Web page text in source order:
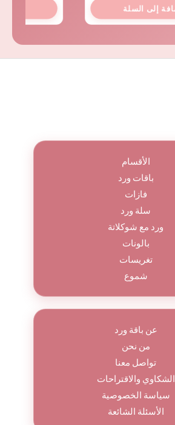
الأقسام
باقات ورد
فازات
سلة ورد
ورد مع شوكلاتة
بالونات
تغريسات
شموع
عن باقة ورد
من نحن
تواصل معنا
الشكاوي والاقتراحات
سياسة الخصوصية
الأسئلة الشائعة